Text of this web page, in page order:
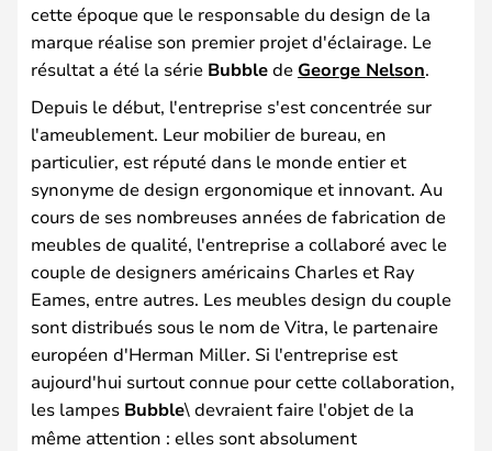
cette époque que le responsable du design de la
marque réalise son premier projet d'éclairage. Le
résultat a été la série Bubblede George Nelson.
Depuis le début, l'entreprise s'est concentrée sur
l'ameublement. Leur mobilier de bureau, en
particulier, est réputé dans le monde entier et
synonyme de design ergonomique et innovant. Au
cours de ses nombreuses années de fabrication de
meubles de qualité, l'entreprise a collaboré avec le
couple de designers américains Charles et Ray
Eames, entre autres. Les meubles design du couple
sont distribués sous le nom de Vitra, le partenaire
européen d'Herman Miller. Si l'entreprise est
aujourd'hui surtout connue pour cette collaboration,
les lampes Bubble\ devraient faire l'objet de la
même attention : elles sont absolument